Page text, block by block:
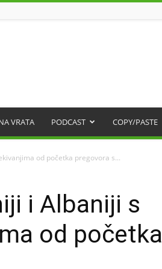
VRATA PODCAST COPY/PASTE
od početka pregovora s...
i Albaniji s
od početka